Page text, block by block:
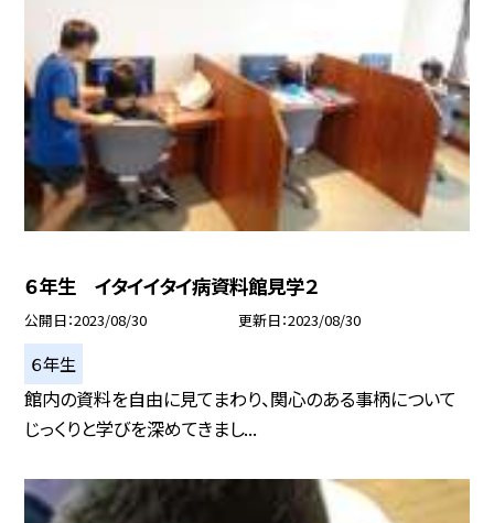
６年生 イタイイタイ病資料館見学２
公開日 2023/08/30 更新日 2023/08/30
６年生
館内の資料を自由に見てまわり、関心のある事柄について
じっくりと学びを深めてきまし...